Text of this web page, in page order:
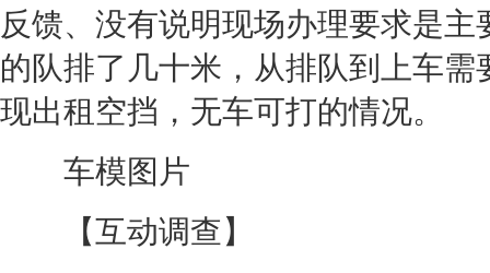
反馈、没有说明现场办理要求是
的队排了几十米，从排队到上车
现出租空挡，无车可打的情况。
车模图片
【互动调查】